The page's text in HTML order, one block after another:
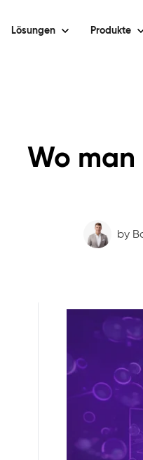
Lösungen Produkte
Wo
by